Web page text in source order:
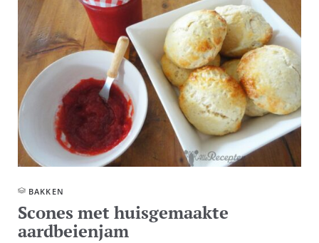
BAKKEN
Scones met huisgemaakte
aardbeienjam